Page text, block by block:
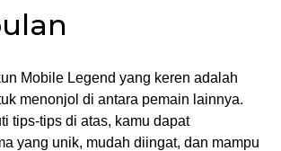
Mobile Legend yang keren adalah
menonjol di antara pemain lainnya.
tips-tips di atas, kamu dapat
yang unik, mudah diingat, dan mampu